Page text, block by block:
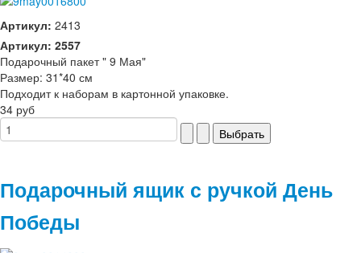
Артикул: 2413
Артикул: 2557
Подарочный пакет " 9 Мая"
Размер: 31*40 см
Подходит к наборам в картонной упаковке.
34 руб
Подарочный ящик с ручкой День
Победы